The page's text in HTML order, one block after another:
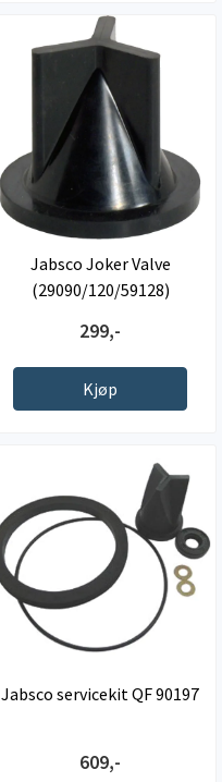
Jabsco Joker Valve
(29090/120/59128)
299,-
Kjøp
Jabsco servicekit QF 90197
609,-